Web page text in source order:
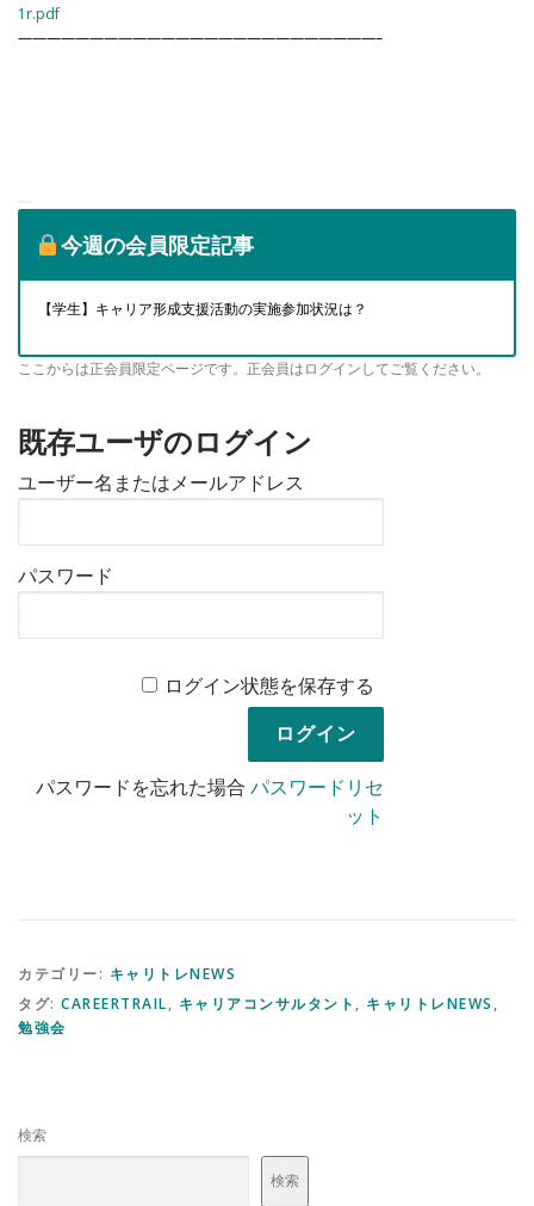
1r.pdf
—————————————————————————–
今週の会員限定記事
【学生】キャリア形成支援活動の実施参加状況は？
ここからは正会員限定ページです。正会員はログインしてご覧ください。
既存ユーザのログイン
ユーザー名またはメールアドレス
パスワード
ログイン状態を保存する
パスワードを忘れた場合パスワードリセ
ット
カテゴリー: キャリトレNEWS
タグ: CAREERTRAIL, キャリアコンサルタント , キャリトレNEWS ,
勉強会
検索
検索